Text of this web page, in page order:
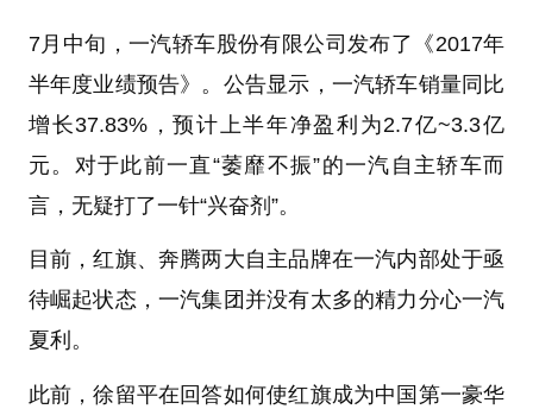
7月中旬，一汽轿车股份有限公司发布了《2017年
半年度业绩预告》。公告显示，一汽轿车销量同比
增长37.83%，预计上半年净盈利为2.7亿~3.3亿
元。对于此前一直“萎靡不振”的一汽自主轿车而
言，无疑打了一针“兴奋剂”。
目前，红旗、奔腾两大自主品牌在一汽内部处于亟
待崛起状态，一汽集团并没有太多的精力分心一汽
夏利。
此前，徐留平在回答如何使红旗成为中国第一豪华